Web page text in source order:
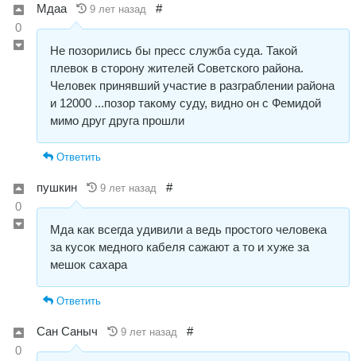
0
Мдаа 9 лет назад #
Не позорились бы пресс служба суда. Такой
плевок в сторону жителей Советского района.
Человек принявший участие в разграблении района
и 12000 ...позор такому суду, видно он с Фемидой
мимо друг друга прошли
Ответить
0
пушкин 9 лет назад #
Мда как всегда удивили а ведь простого человека
за кусок медного кабеля сажают а то и хуже за
мешок сахара
Ответить
0
Сан Саныч 9 лет назад #